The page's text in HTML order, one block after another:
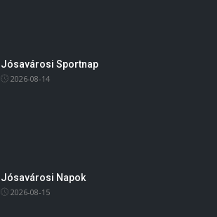
Jósavárosi Sportnap
2026-08-14
Jósavárosi Napok
2026-08-15